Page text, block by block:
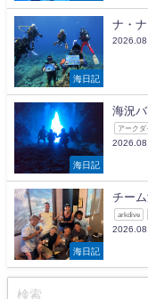
海日記
ナ・ナ
海日記
海況
アークダ
海日記
チー
arkdive